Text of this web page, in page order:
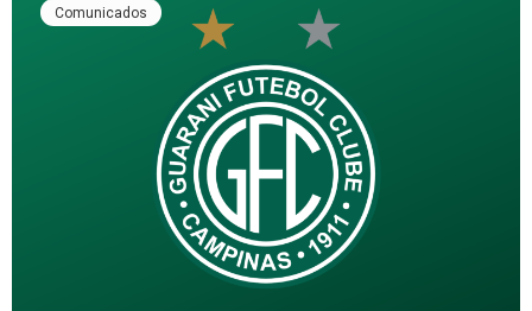
Comunicados